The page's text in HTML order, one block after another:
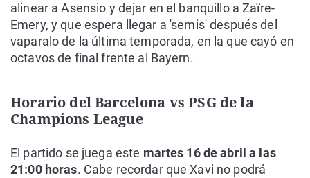
alinear a Asensio y dejar en el banquillo a Zaïre-
Emery, y que espera llegar a 'semis' después del
vaparalo de la última temporada, en la que cayó en
octavos de final frente al Bayern.
Horario del Barcelona vs PSG de la
Champions League
El partido se juega este martes 16 de abril a las
21:00 horas. Cabe recordar que Xavi no podrá